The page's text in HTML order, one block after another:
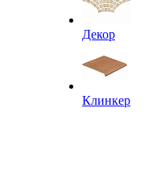
Декор
Клинкер